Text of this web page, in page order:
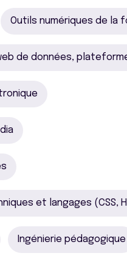
Outils numériques de la
de données,
et langages (CSS,
Ingénierie pédagogique